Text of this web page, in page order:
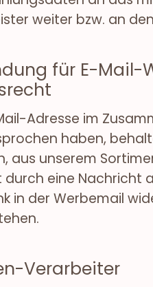
weiter bzw. an
für E-
Adresse im
haben,
aus unserem
durch eine
in der Werbemail
Verarbeiter